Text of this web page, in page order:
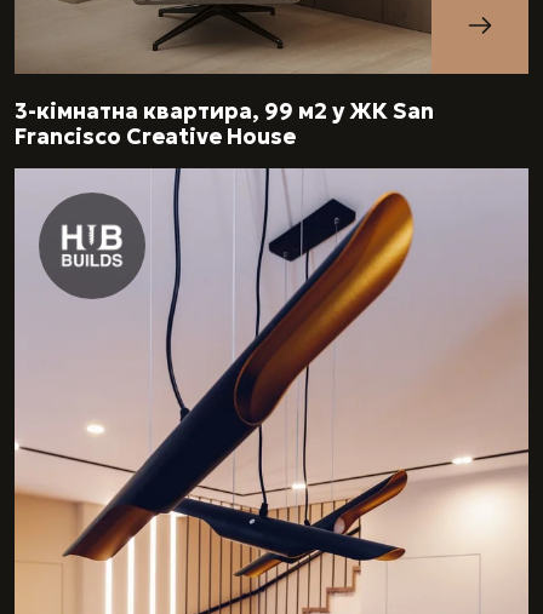
3-кімнатна квартира, 99 м2 у ЖК San
Francisco Creative House